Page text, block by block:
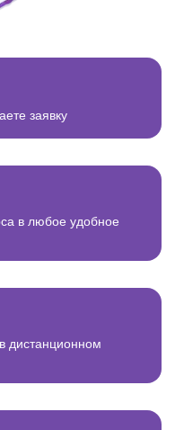
заявку
в любое удобное
дистанционном